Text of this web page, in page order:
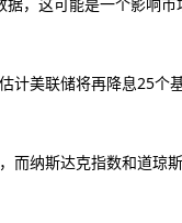
计美联储将再降息25个
而纳斯达克指数和道琼